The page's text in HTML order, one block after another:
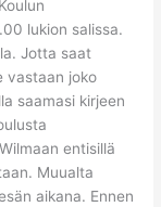
lukion salissa.
Jotta saat
vastaan joko
saamasi kirjeen
entisillä
Muualta
aikana. Ennen